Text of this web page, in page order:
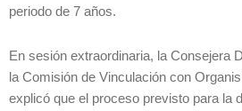
periodo de 7 años.
En sesión extraordinaria, la Consejera
la Comisión de Vinculación con
explicó que el proceso previsto para la